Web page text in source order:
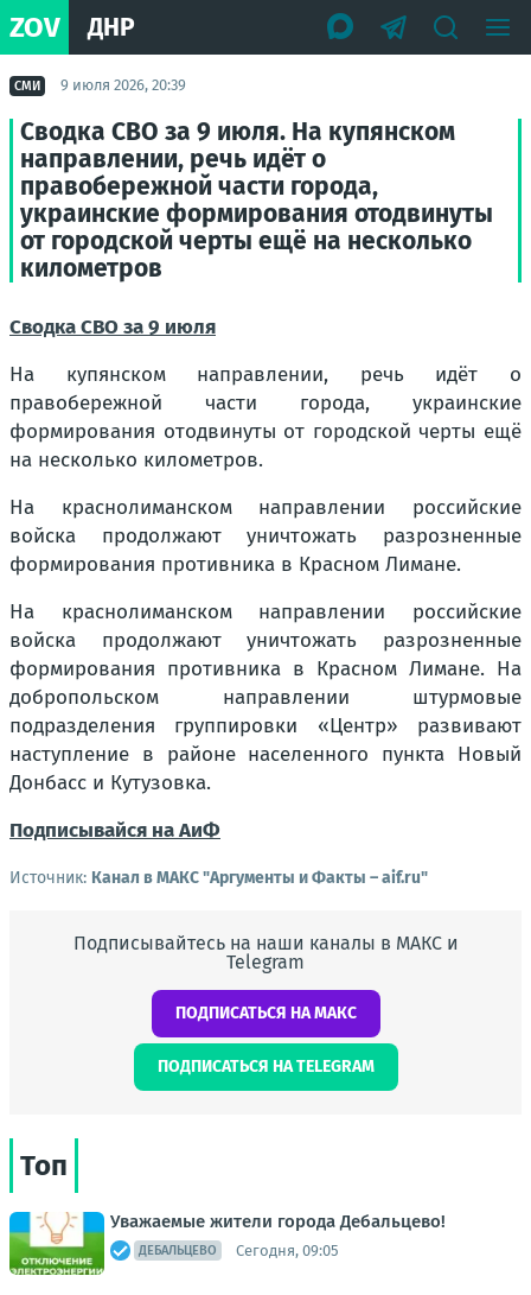
ZOV ДНР
СМИ 9 июля 2026, 20:39
Сводка СВО за 9 июля. На купянском
направлении, речь идёт о
правобережной части города,
украинские формирования отодвинуты
от городской черты ещё на несколько
километров
Сводка СВО за 9 июля
На купянском направлении, речь идёт о
правобережной части города, украинские
формирования отодвинуты от городской черты ещё
на несколько километров.
На краснолиманском направлении российские
войска продолжают уничтожать разрозненные
формирования противника в Красном Лимане.
На краснолиманском направлении российские
войска продолжают уничтожать разрозненные
формирования противника в Красном Лимане. На
добропольском направлении штурмовые
подразделения группировки «Центр» развивают
наступление в районе населенного пункта Новый
Донбасс и Кутузовка.
Подписывайся на АиФ
Источник: Канал в МАКС "Аргументы и Факты – aif.ru"
Подписывайтесь на наши каналы в МАКС и
Telegram
ПОДПИСАТЬСЯ НА МАКС
ПОДПИСАТЬСЯ НА TELEGRAM
Топ
Уважаемые жители города Дебальцево!
ДЕБАЛЬЦЕВО Сегодня, 09:05